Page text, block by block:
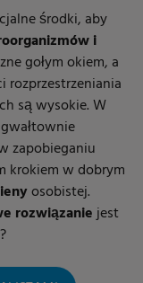
środki, aby
i
gołym okiem, a
rozprzestrzeniania
są wysokie. W
zapobieganiu
krokiem w dobrym
osobistej.
rozwiązaniejest